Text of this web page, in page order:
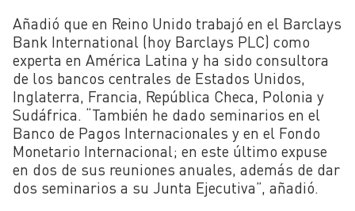
Añadió que en Reino Unido trabajó en el Barclays
Bank International (hoy Barclays PLC) como
experta en América Latina y ha sido consultora
de los bancos centrales de Estados Unidos,
Inglaterra, Francia, República Checa, Polonia y
Sudáfrica. “También he dado seminarios en el
Banco de Pagos Internacionales y en el Fondo
Monetario Internacional; en este último expuse
en dos de sus reuniones anuales, además de dar
dos seminarios a su Junta Ejecutiva”, añadió.